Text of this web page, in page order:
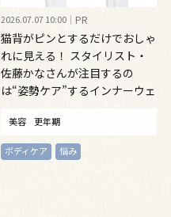
2026.07.07 10:00 PR
猫背がピンとするだけでおしゃ
れに見える！ スタイリスト・
佐藤かなさんが注目するの
は“姿勢ケア”するインナーウェ
美容 更年期
ボディケア 悩み